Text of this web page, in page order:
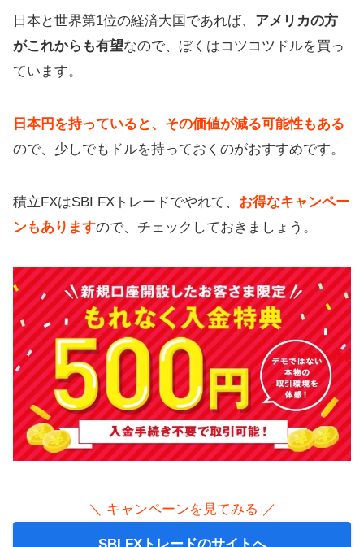
日本と世界第1位の経済大国であれば、 アメリカの方
がこれからも有望なので、ぼくはコツコツドルを買っ
ています。
日本円を持っていると、その価値が減る可能性もある
ので、少しでもドルを持っておくのがおすすめです。
積立FXはSBI FXトレードでやれて、 お得なキャンペー
ンもありますので、チェックしておきましょう。
＼ キャンペーンを見てみる ／
SBI FXトレードのサイトへ